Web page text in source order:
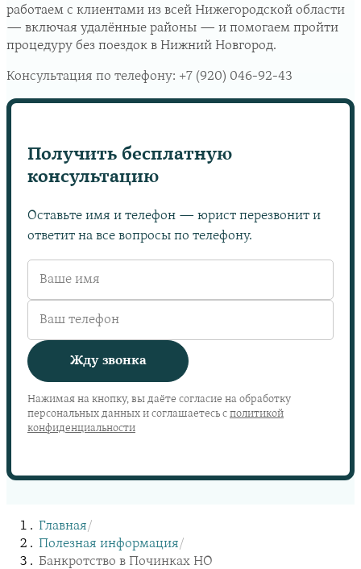
работаем с клиентами из всей Нижегородской области
— включая удалённые районы — и помогаем пройти
процедуру без поездок в Нижний Новгород.
Консультация по телефону: +7 (920) 046-92-43
Получить бесплатную
консультацию
Оставьте имя и телефон — юрист перезвонит и
ответит на все вопросы по телефону.
Жду звонка
Нажимая на кнопку, вы даёте согласие на обработку
персональных данных и соглашаетесь с политикой
конфиденциальности
Главная/
Полезная информация/
Банкротство в Починках НО